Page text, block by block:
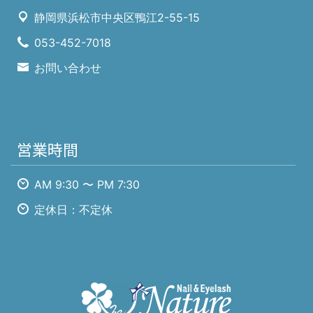
静岡県浜松市中央区鴨江2-55-15
053-452-7018
お問い合わせ
営業時間
AM 9:30 〜 PM 7:30
定休日：不定休